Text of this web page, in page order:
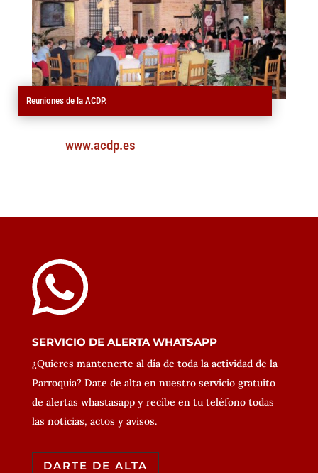
Reuniones de la ACDP.
www.acdp.es
SERVICIO DE ALERTA WHATSAPP
¿Quieres mantenerte al día de toda la actividad de la
Parroquia? Date de alta en nuestro servicio gratuito
de alertas whastasapp y recibe en tu teléfono todas
las noticias, actos y avisos.
DARTE DE ALTA